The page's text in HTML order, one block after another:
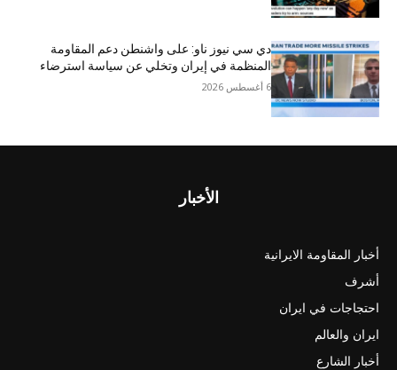
دي سي نيوز ناو: على واشنطن دعم المقاومة
المنظمة في إيران وتخلي عن سياسة استرضاء
6 أغسطس 2026
الأخبار
أخبار المقاومة الايرانية
أشرف
احتجاجات في ايران
ايران والعالم
أخبار الشارع